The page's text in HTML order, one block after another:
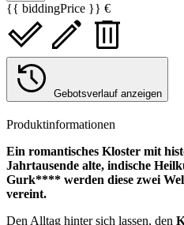
{{ biddingPrice }} €
Gebotsverlauf anzeigen
Produktinformationen
Ein romantisches Kloster mit
Jahrtausende alte, indische
Gurk**** werden diese zwei
vereint.
Den Alltag hinter sich lassen, den